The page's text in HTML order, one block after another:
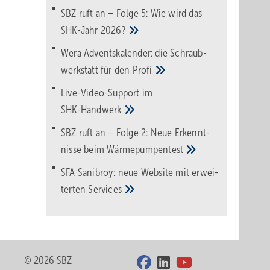
SBZ ruft an – Folge 5: Wie wird das
SHK-Jahr 2026?
Wera Adventskalender: die Schraub­
werk­statt für den Pro­fi
Live-Video-Support im
SHK-Handwerk
SBZ ruft an – Folge 2: Neue Erkennt­
nisse beimWärme­pumpen­test
SFA Sanibroy: neue Web­site mit erwei­
tertenServices
© 2026 SBZ